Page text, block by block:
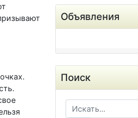
Объявления
Поиск